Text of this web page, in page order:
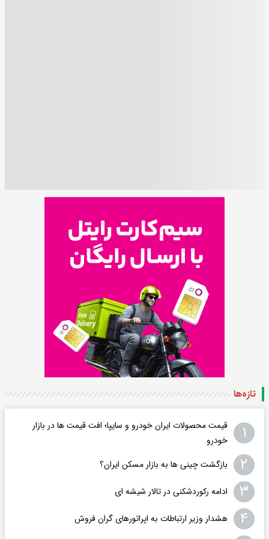
تازه‌ها
۱
قیمت محصولات ایران خودرو و سایپا؛ افت قیمت ها در بازار
خودرو
۲ بازگشت چینی ها به بازار مسکن ایران؟
۳ ادامه رکوردشکنی در تالار شیشه ای
۴ هشدار وزیر ارتباطات به اپراتورهای گران فروش